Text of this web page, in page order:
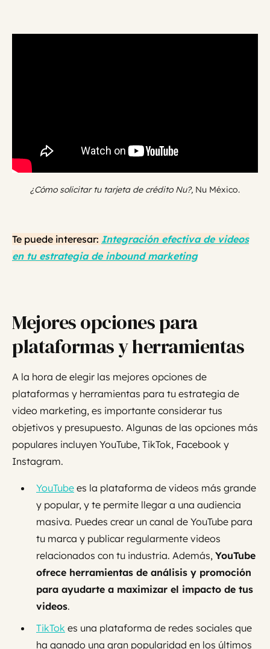
¿Cómo solicitar tu tarjeta de crédito Nu?, Nu México.
Te puede interesar: Integración efectiva de videos
en tu estrategia de inbound marketing
Mejores opciones para
plataformas y herramientas
A la hora de elegir las mejores opciones de
plataformas y herramientas para tu estrategia de
video marketing, es importante considerar tus
objetivos y presupuesto. Algunas de las opciones más
populares incluyen YouTube, TikTok, Facebook y
Instagram.
YouTube es la plataforma de videos más grande
y popular, y te permite llegar a una audiencia
masiva. Puedes crear un canal de YouTube para
tu marca y publicar regularmente videos
relacionados con tu industria. Además, YouTube
ofrece herramientas de análisis y promoción
para ayudarte a maximizar el impacto de tus
videos.
TikTok es una plataforma de redes sociales que
ha ganado una gran popularidad en los últimos